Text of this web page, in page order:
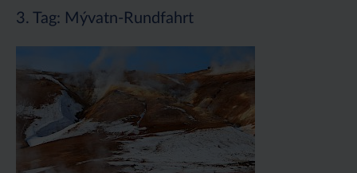
3. Tag: Mývatn-Rundfahrt